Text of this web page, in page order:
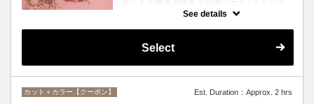
カットと根元2cmまでのカラーと2ステップ
トリートメントのセットメニュー。シャンプ
See details
Select
カット＋カラー【クーポン】 Est. Duration：Approx. 2 hrs